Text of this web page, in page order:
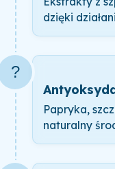
dzięki
?
Papryka,
naturalny